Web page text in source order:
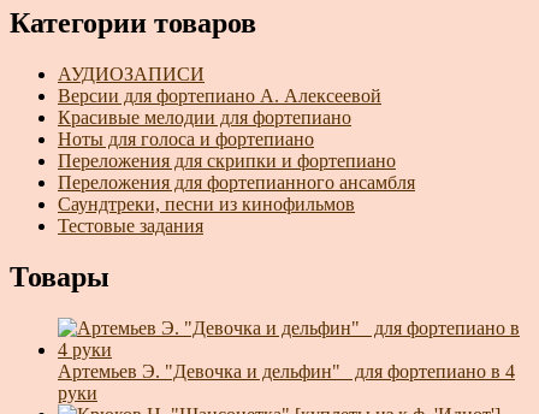
Категории товаров
АУДИОЗАПИСИ
Версии для фортепиано А. Алексеевой
Красивые мелодии для фортепиано
Ноты для голоса и фортепиано
Переложения для скрипки и фортепиано
Переложения для фортепианного ансамбля
Саундтреки, песни из кинофильмов
Тестовые задания
Товары
Артемьев Э. "Девочка и дельфин"_ для фортепиано в 4
руки